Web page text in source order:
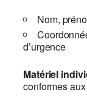
Nom,
d’urgence
Matériel
conformes